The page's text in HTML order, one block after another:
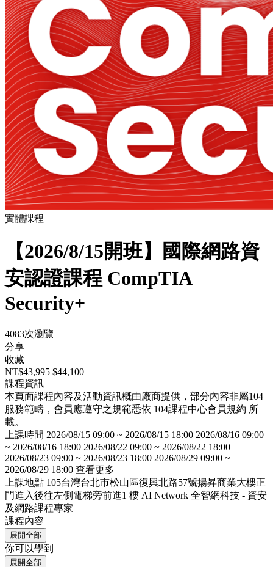
實體課程
【2026/8/15開班】國際網路資
安認證課程 CompTIA
Security+
4083次瀏覽
分享
收藏
NT$43,995 $44,100
課程資訊
本頁面課程內容及活動資訊概由廠商提供，部分內容非屬104
服務範疇，會員應遵守之規範悉依 104課程中心會員規約 所
載。
上課時間 2026/08/15 09:00 ~ 2026/08/15 18:00 2026/08/16 09:00
~ 2026/08/16 18:00 2026/08/22 09:00 ~ 2026/08/22 18:00
2026/08/23 09:00 ~ 2026/08/23 18:00 2026/08/29 09:00 ~
2026/08/29 18:00 查看更多
上課地點 105台灣台北市松山區復興北路57號揚昇商業大樓正
門進入後往左側電梯旁前進1 樓 AI Network 全智網科技 - 資安
及網路課程專家
課程內容
展開全部
你可以學到
展開全部